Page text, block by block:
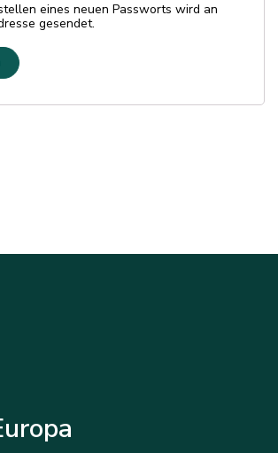
eines neuen Passworts wird an
gesendet.